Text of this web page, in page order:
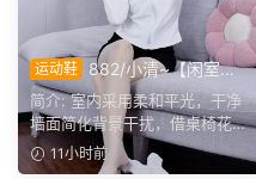
运动鞋
882/小清~【闲室倩
影】素室柔光映穿搭，多样姿
态演绎清爽休闲格调。
简介: 室内采用柔和平光，干净
墙面简化背景干扰，借桌椅花艺
丰富画面层次。兼顾全...
11小时前